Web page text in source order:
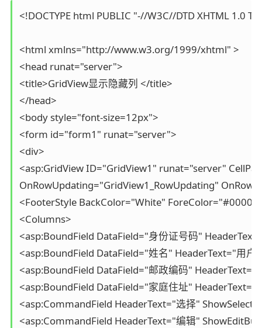
<!DOCTYPE html PUBLIC "-//W3C//DTD XHTML
<html xmlns="http://www.w3.org/1999/xhtml" >
<head runat="server">
<title>GridView显示隐藏列 </title>
</head>
<body style="font-size=12px">
<form id="form1" runat="server">
<div>
<asp:GridView ID="GridView1" runat="server"
OnRowUpdating="GridView1_RowUpdating"
<FooterStyle BackColor="White"
<Columns>
<asp:BoundField DataField="身份证号码"
<asp:BoundField DataField="姓名" HeaderText="用户
<asp:BoundField DataField="邮政编码"
<asp:BoundField DataField="家庭住址" HeaderText="
<asp:CommandField HeaderText="选择"
<asp:CommandField HeaderText="编辑"